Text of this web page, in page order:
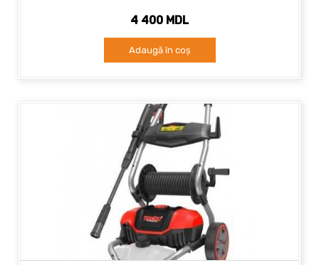
4 400 MDL
Adaugă în coș